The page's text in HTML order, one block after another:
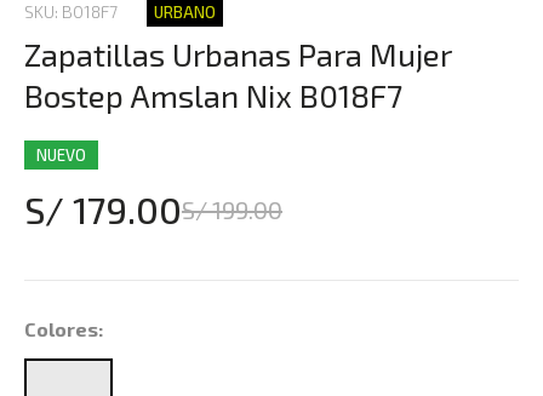
SKU: B018F7 URBANO
Zapatillas Urbanas Para Mujer
Bostep Amslan Nix B018F7
NUEVO
S/ 179.00S/ 199.00
Colores: